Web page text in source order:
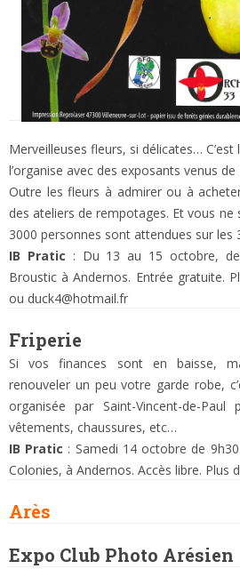
Merveilleuses fleurs, si délicates… C’est
l’organise avec des exposants venus de
Outre les fleurs à admirer ou à
des ateliers de rempotages. Et vous ne
3000 personnes sont attendues sur les
IB Pratic : Du 13 au 15 octobre,
Broustic à Andernos. Entrée gratuite.
ou duck4@hotmail.fr
Friperie
Si vos finances sont en baisse,
renouveler un peu votre garde robe,
organisée par Saint-Vincent-de-
vêtements, chaussures, etc…
IB Pratic : Samedi 14 octobre de
Colonies, à Andernos. Accès libre. Plus
Arès
Expo Club Photo Arésien